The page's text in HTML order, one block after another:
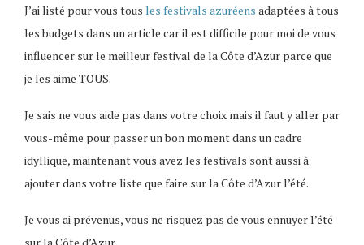
J’ai listé pour vous tous les festivals azuréens adaptées à tous
les budgets dans un article car il est difficile pour moi de vous
influencer sur le meilleur festival de la Côte d’Azur parce que
je les aime TOUS.
Je sais ne vous aide pas dans votre choix mais il faut y aller par
vous-même pour passer un bon moment dans un cadre
idyllique, maintenant vous avez les festivals sont aussi à
ajouter dans votre liste que faire sur la Côte d’Azur l’été.
Je vous ai prévenus, vous ne risquez pas de vous ennuyer l’été